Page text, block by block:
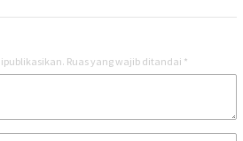
Ruas yang wajib ditandai *